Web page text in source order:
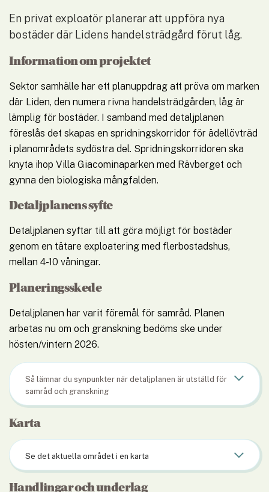
En privat exploatör planerar att uppföra nya
bostäder där Lidens handelsträdgård förut låg.
Information om projektet
Sektor samhälle har ett planuppdrag att pröva om marken
där Liden, den numera rivna handelsträdgården, låg är
lämplig för bostäder. I samband med detaljplanen
föreslås det skapas en spridningskorridor för ädellövträd
i planområdets sydöstra del. Spridningskorridoren ska
knyta ihop Villa Giacominaparken med Rävberget och
gynna den biologiska mångfalden.
Detaljplanens syfte
Detaljplanen syftar till att göra möjligt för bostäder
genom en tätare exploatering med flerbostadshus,
mellan 4-10 våningar.
Planeringsskede
Detaljplanen har varit föremål för samråd. Planen
arbetas nu om och granskning bedöms ske under
hösten/vintern 2026.
Så lämnar du synpunkter när detaljplanen är utställd för
samråd och granskning
Karta
Se det aktuella området i en karta
Handlingar och underlag